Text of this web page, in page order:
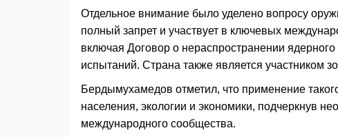
Отдельное внимание было уделено вопросу
полный запрет и участвует в ключевых
включая Договор о нераспространении
испытаний. Страна также является участником
Бердымухамедов отметил, что применение
населения, экологии и экономики, подчеркнув
международного сообщества.